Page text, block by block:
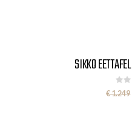
SIKKO
0%
€ 1.249